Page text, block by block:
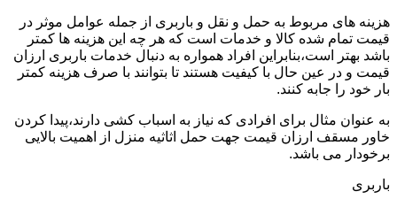
هزینه های مربوط به حمل و نقل و باربری از جمله عوامل موثر در
قیمت تمام شده کالا و خدمات است که هر چه این هزینه ها کمتر
باشد بهتر است،بنابراین افراد همواره به دنبال خدمات باربری ارزان
قیمت و در عین حال با کیفیت هستند تا بتوانند با صرف هزینه کمتر
بار خود را جابه کنند.
به عنوان مثال برای افرادی که نیاز به اسباب کشی دارند،پیدا کردن
خاور مسقف ارزان قیمت جهت حمل اثاثیه منزل از اهمیت بالایی
برخودار می باشد.
باربری